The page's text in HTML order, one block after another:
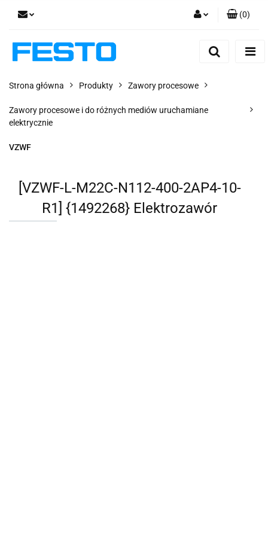
Dodaj zgłoszenie
(0)
Strona główna Produkty Zawory procesowe
Zawory procesowe i do różnych mediów uruchamiane
elektrycznie
VZWF
[VZWF-L-M22C-N112-400-2AP4-10-
R1] {1492268} Elektrozawór